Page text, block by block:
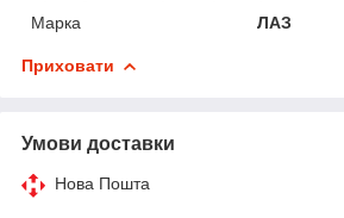
Марка
ЛАЗ
Приховати
Умови доставки
Нова Пошта